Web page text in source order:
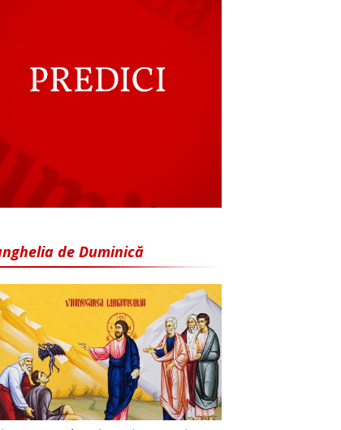
de Duminică